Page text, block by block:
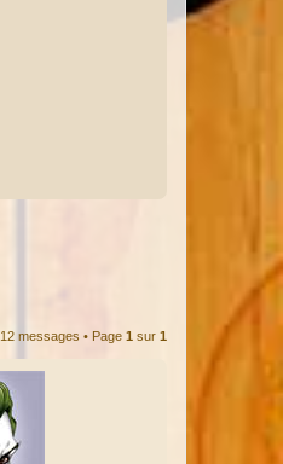
12 messages • Page 1 sur 1